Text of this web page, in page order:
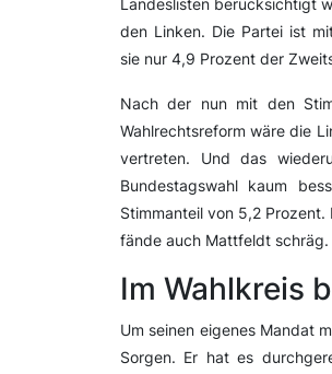
Landeslisten berücksichtigt
den Linken. Die Partei ist
sie nur 4,9 Prozent der
Nach der nun mit den
Wahlrechtsreform wäre die
vertreten. Und das
Bundestagswahl kaum
Stimmanteil von 5,2 Prozent.
fände auch Mattfeldt schräg.
Im Wahlkreis
Um seinen eigenes Mandat
Sorgen. Er hat es